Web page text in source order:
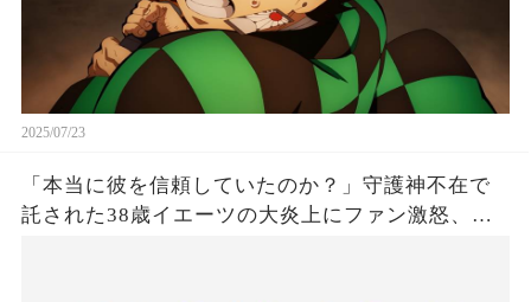
2025/07/23
「本当に彼を信頼していたのか？」守護神不在で
託された38歳イエーツの大炎上にファン激怒、ド